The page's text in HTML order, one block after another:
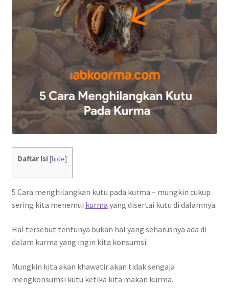
Daftar Isi[hide]
5 Cara menghilangkan kutu pada kurma – mungkin cukup
sering kita menemui kurma yang disertai kutu di dalamnya.
Hal tersebut tentunya bukan hal yang seharusnya ada di
dalam kurma yang ingin kita konsumsi.
Mungkin kita akan khawatir akan tidak sengaja
mengkonsumsi kutu ketika kita makan kurma.